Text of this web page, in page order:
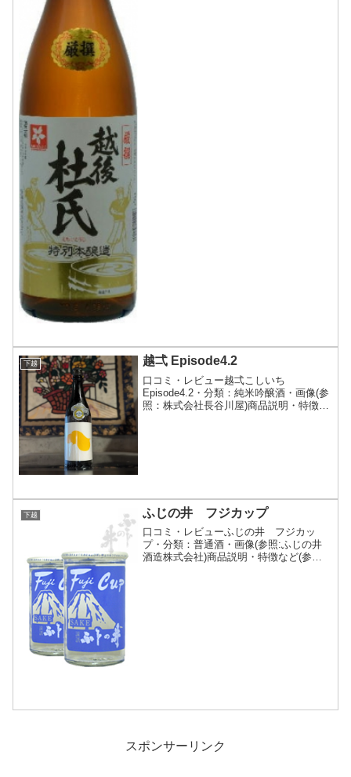
下越 越弌 Episode4.2
口コミ・レビュー越弌こしいち
Episode4.2・分類：純米吟醸酒・画像(参
照：株式会社長谷川屋)商品説明・特徴な
下越 ふじの井 フジカップ
口コミ・レビューふじの井 フジカッ
プ・分類：普通酒・画像(参照:ふじの井
酒造株式会社)商品説明・特徴など(参照:
スポンサーリンク